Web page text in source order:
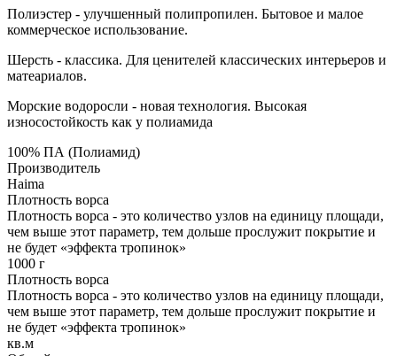
Полиэстер - улучшенный полипропилен. Бытовое и малое
коммерческое использование.
Шерсть - классика. Для ценителей классических интерьеров и
матеариалов.
Морские водоросли - новая технология. Высокая
износостойкость как у полиамида
100% ПА (Полиамид)
Производитель
Haima
Плотность ворса
Плотность ворса - это количество узлов на единицу площади,
чем выше этот параметр, тем дольше прослужит покрытие и
не будет «эффекта тропинок»
1000 г
Плотность ворса
Плотность ворса - это количество узлов на единицу площади,
чем выше этот параметр, тем дольше прослужит покрытие и
не будет «эффекта тропинок»
кв.м